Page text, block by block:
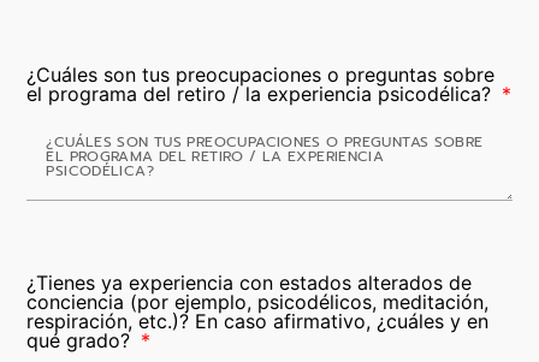
¿Cuáles son tus preocupaciones o preguntas sobre
el programa del retiro / la experiencia psicodélica?
¿Tienes ya experiencia con estados alterados de
conciencia (por ejemplo, psicodélicos, meditación,
respiración, etc.)? En caso afirmativo, ¿cuáles y en
qué grado?